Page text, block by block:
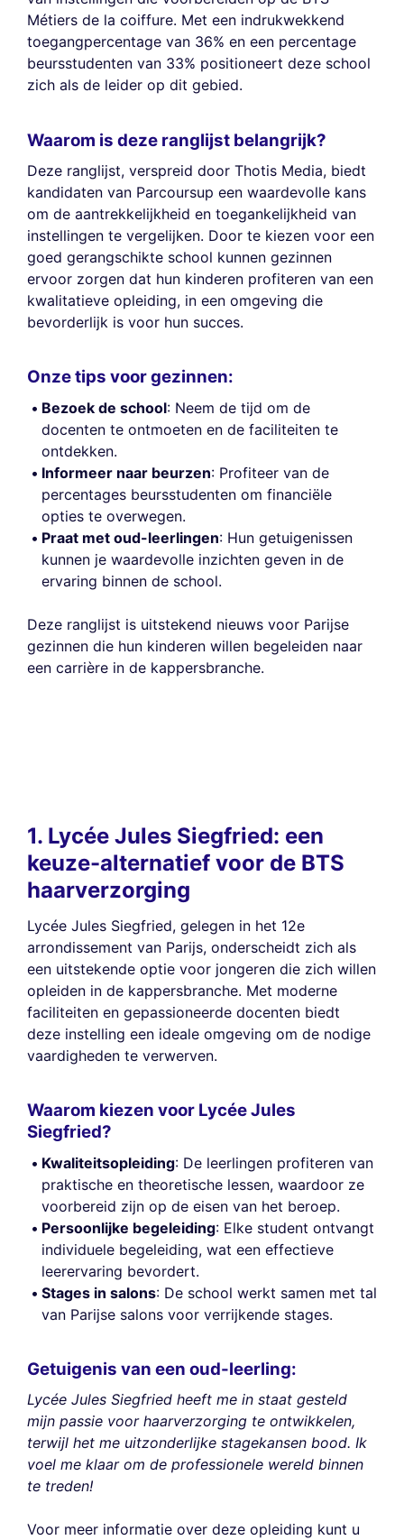
Métiers de la coiffure. Met een indrukwekkend
toegangpercentage van 36% en een percentage
beursstudenten van 33% positioneert deze school
zich als de leider op dit gebied.
Waarom is deze ranglijst belangrijk?
Deze ranglijst, verspreid door Thotis Media, biedt
kandidaten van Parcoursup een waardevolle kans
om de aantrekkelijkheid en toegankelijkheid van
instellingen te vergelijken. Door te kiezen voor een
goed gerangschikte school kunnen gezinnen
ervoor zorgen dat hun kinderen profiteren van een
kwalitatieve opleiding, in een omgeving die
bevorderlijk is voor hun succes.
Onze tips voor gezinnen:
Bezoek de school: Neem de tijd om de
docenten te ontmoeten en de faciliteiten te
ontdekken.
Informeer naar beurzen: Profiteer van de
percentages beursstudenten om financiële
opties te overwegen.
Praat met oud-leerlingen: Hun getuigenissen
kunnen je waardevolle inzichten geven in de
ervaring binnen de school.
Deze ranglijst is uitstekend nieuws voor Parijse
gezinnen die hun kinderen willen begeleiden naar
een carrière in de kappersbranche.
1. Lycée Jules Siegfried: een
keuze-alternatief voor de BTS
haarverzorging
Lycée Jules Siegfried, gelegen in het 12e
arrondissement van Parijs, onderscheidt zich als
een uitstekende optie voor jongeren die zich willen
opleiden in de kappersbranche. Met moderne
faciliteiten en gepassioneerde docenten biedt
deze instelling een ideale omgeving om de nodige
vaardigheden te verwerven.
Waarom kiezen voor Lycée Jules
Siegfried?
Kwaliteitsopleiding: De leerlingen profiteren van
praktische en theoretische lessen, waardoor ze
voorbereid zijn op de eisen van het beroep.
Persoonlijke begeleiding: Elke student ontvangt
individuele begeleiding, wat een effectieve
leerervaring bevordert.
Stages in salons: De school werkt samen met tal
van Parijse salons voor verrijkende stages.
Getuigenis van een oud-leerling:
Lycée Jules Siegfried heeft me in staat gesteld
mijn passie voor haarverzorging te ontwikkelen,
terwijl het me uitzonderlijke stagekansen bood. Ik
voel me klaar om de professionele wereld binnen
te treden!
Voor meer informatie over deze opleiding kunt u